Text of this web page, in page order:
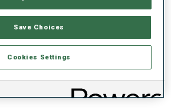
finaux
Save Choices
Cookies Settings